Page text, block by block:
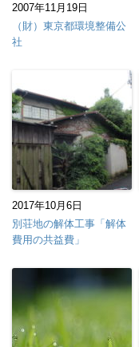
2007年11月19日
（財）東京都環境整備公
社
2017年10月6日
別荘地の解体工事「解体
費用の共益費」